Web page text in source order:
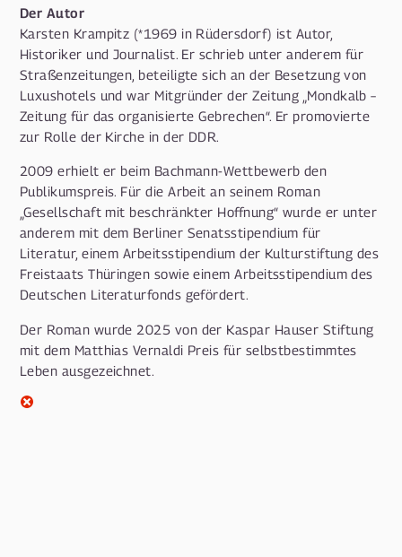
Der Autor
Karsten Krampitz (*1969 in Rüdersdorf) ist Autor,
Historiker und Journalist. Er schrieb unter anderem für
Straßenzeitungen, beteiligte sich an der Besetzung von
Luxushotels und war Mitgründer der Zeitung „Mondkalb –
Zeitung für das organisierte Gebrechen“. Er promovierte
zur Rolle der Kirche in der DDR.
2009 erhielt er beim Bachmann-Wettbewerb den
Publikumspreis. Für die Arbeit an seinem Roman
„Gesellschaft mit beschränkter Hoffnung“ wurde er unter
anderem mit dem Berliner Senatsstipendium für
Literatur, einem Arbeitsstipendium der Kulturstiftung des
Freistaats Thüringen sowie einem Arbeitsstipendium des
Deutschen Literaturfonds gefördert.
Der Roman wurde 2025 von der Kaspar Hauser Stiftung
mit dem Matthias Vernaldi Preis für selbstbestimmtes
Leben ausgezeichnet.